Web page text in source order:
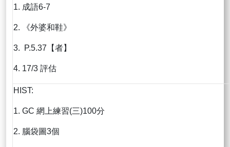
1. 成語6-7
2. 《外婆和鞋》
3. P.5.37【者】
4. 17/3 評估
HIST:
1. GC 網上練習(三)100分
2. 腦袋圖3個